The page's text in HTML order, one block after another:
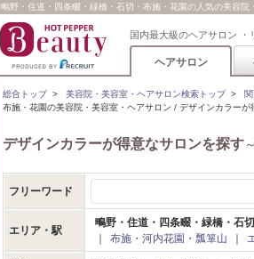
鴫野・住道・四条畷・緑橋・石切・布施・花園の人気の美容
国内最大級のヘアサロン ・
ヘアサロン
総合トップ> 美容院・美容室・ヘアサロン検索トップ>
布施・花園の美容院・美容室・ヘアサロン / デザインカラーが
デザインカラーが得意なサロンを探す
フリーワード
エリア・駅
鴫野・住道・四条畷・緑橋・石
布施・河内花園・瓢箪山